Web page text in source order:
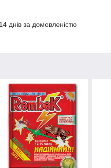
днів за домовленістю